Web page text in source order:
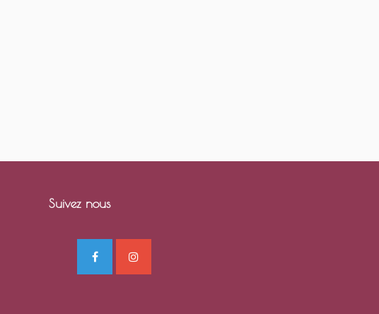
Suivez nous